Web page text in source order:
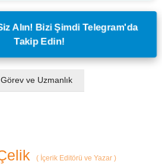
Alın! Bizi Şimdi Telegram'da
Takip Edin!
Görev ve Uzmanlık
(İçerik Editörü ve Yazar )